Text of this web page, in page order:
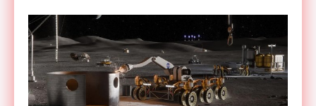
ракетные